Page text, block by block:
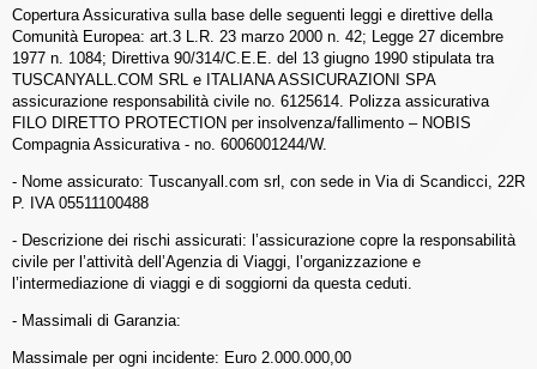
Copertura Assicurativa sulla base delle seguenti leggi e direttive della
Comunità Europea: art.3 L.R. 23 marzo 2000 n. 42; Legge 27 dicembre
1977 n. 1084; Direttiva 90/314/C.E.E. del 13 giugno 1990 stipulata tra
TUSCANYALL.COM SRL e ITALIANA ASSICURAZIONI SPA
assicurazione responsabilità civile no. 6125614. Polizza assicurativa
FILO DIRETTO PROTECTION per insolvenza/fallimento – NOBIS
Compagnia Assicurativa - no. 6006001244/W.
- Nome assicurato: Tuscanyall.com srl, con sede in Via di Scandicci, 22R
P. IVA 05511100488
- Descrizione dei rischi assicurati: l’assicurazione copre la responsabilità
civile per l’attività dell’Agenzia di Viaggi, l’organizzazione e
l’intermediazione di viaggi e di soggiorni da questa ceduti.
- Massimali di Garanzia:
Massimale per ogni incidente: Euro 2.000.000,00